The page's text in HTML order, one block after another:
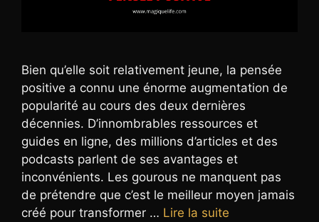
Bien qu’elle soit relativement jeune, la pensée
positive a connu une énorme augmentation de
popularité au cours des deux dernières
décennies. D’innombrables ressources et
guides en ligne, des millions d’articles et des
podcasts parlent de ses avantages et
inconvénients. Les gourous ne manquent pas
de prétendre que c’est le meilleur moyen jamais
créé pour transformer … Lire la suite